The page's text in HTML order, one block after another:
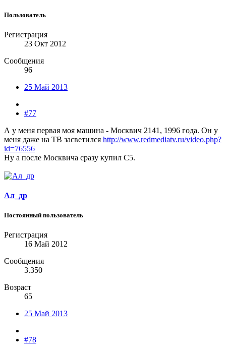
Пользователь
Регистрация
23 Окт 2012
Сообщения
96
25 Май 2013
#77
А у меня первая моя машина - Москвич 2141, 1996 года. Он у
меня даже на ТВ засветился http://www.redmediatv.ru/video.php?
id=76556
Ну а после Москвича сразу купил С5.
Ал_др
Постоянный пользователь
Регистрация
16 Май 2012
Сообщения
3.350
Возраст
65
25 Май 2013
#78